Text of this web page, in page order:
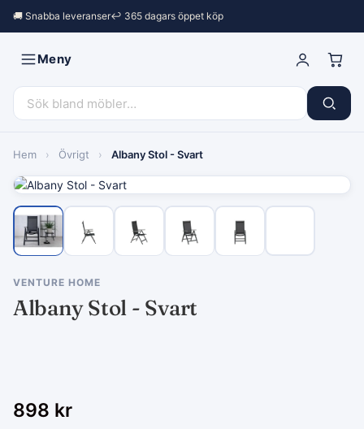
🚚 Snabba leveranser↩︎ 365 dagars öppet köp
Meny
Hem › Övrigt › Albany Stol - Svart
VENTURE HOME
Albany Stol - Svart
898 kr